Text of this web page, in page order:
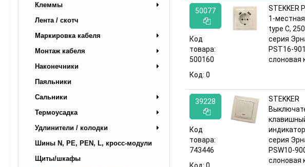
Клеммы
Лента / скотч
Маркировка кабеля
Монтаж кабеля
Наконечники
Паяльники
Сальники
Термоусадка
Удлинители / колодки
Шины N, PE, PEN, L, кросс-модули
Щиты/шкафы
50077
Код
товара:
500160
Код: 0
STEKKER
1-местная
type C,
серия
PST16-
слоновая
39228
Код
товара:
743446
STEKKER
серия
PSW10-
слоновая